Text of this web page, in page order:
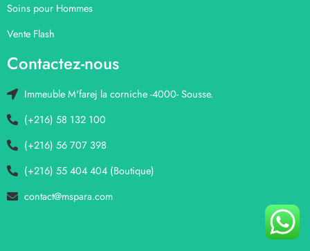
Soins pour Hommes
Vente Flash
Contactez-nous
Immeuble M'farej la corniche -4000- Sousse.
(+216) 58 132 100
(+216) 56 707 398
(+216) 55 404 404 (Boutique)
contact@mspara.com